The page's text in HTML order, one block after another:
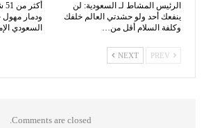
الرئيس المشاط لـ السعودية: لن
ينفعك أحد ولو حشدتي العالم خلفك
وكلفة السلام أقل من…
ودمار مهول
السعودي
NEXT
Comments are closed.